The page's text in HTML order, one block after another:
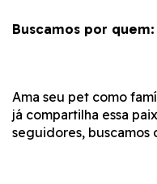
Buscamos por quem:
Ama seu pet como
já compartilha essa
seguidores, buscamos